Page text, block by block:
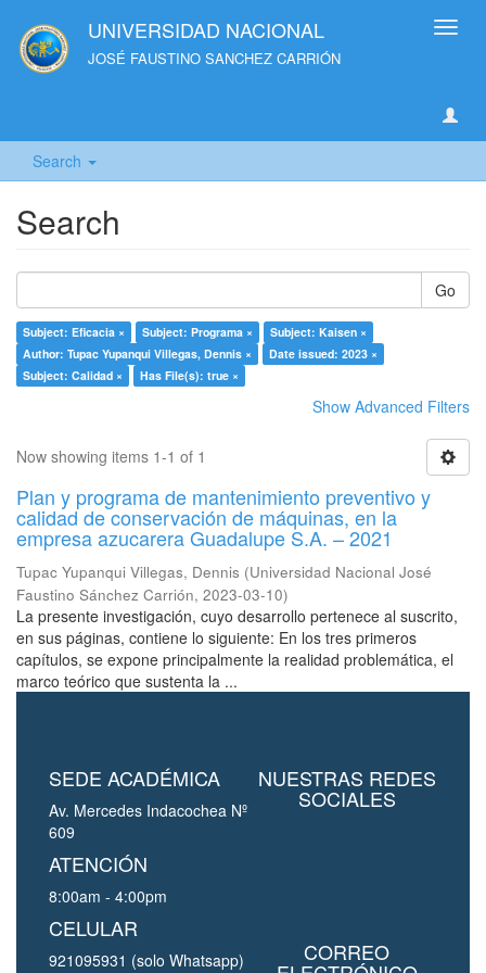
UNIVERSIDAD NACIONAL
JOSÉ FAUSTINO SANCHEZ CARRIÓN
Search
Search
Go
Subject: Eficacia × Subject: Programa ×
Subject: Kaisen ×
Author: Tupac Yupanqui Villegas, Dennis ×
Date issued: 2023 ×
Subject: Calidad ×
Has File(s): true ×
Show Advanced Filters
Now showing items 1-1 of 1
Plan y programa de mantenimiento preventivo y
calidad de conservación de máquinas, en la
empresa azucarera Guadalupe S.A. – 2021
Tupac Yupanqui Villegas, Dennis (Universidad Nacional José
Faustino Sánchez Carrión, 2023-03-10)
La presente investigación, cuyo desarrollo pertenece al suscrito,
en sus páginas, contiene lo siguiente: En los tres primeros
capítulos, se expone principalmente la realidad problemática, el
marco teórico que sustenta la ...
SEDE ACADÉMICA
Av. Mercedes Indacochea Nº
609
ATENCIÓN
8:00am - 4:00pm
CELULAR
921095931 (solo Whatsapp)
NUESTRAS REDES
SOCIALES
CORREO